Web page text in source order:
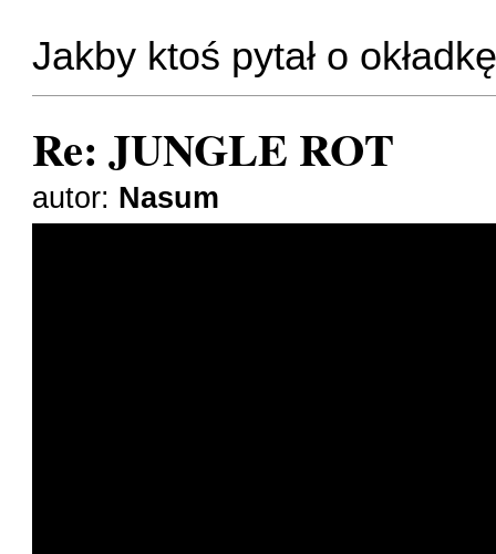
Jakby ktoś pytał o
Re: JUNGLE ROT
autor: Nasum